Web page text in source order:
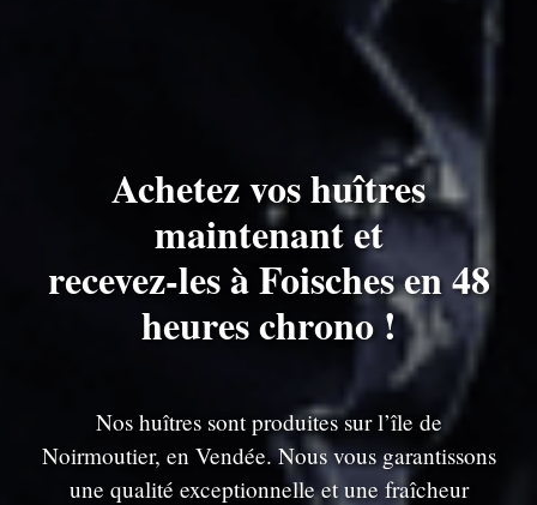
Achetez vos huîtres
maintenant et
recevez-les à Foisches en 48
heures chrono !
Nos huîtres sont produites sur l’île de
Noirmoutier, en Vendée. Nous vous garantissons
une qualité exceptionnelle et une fraîcheur